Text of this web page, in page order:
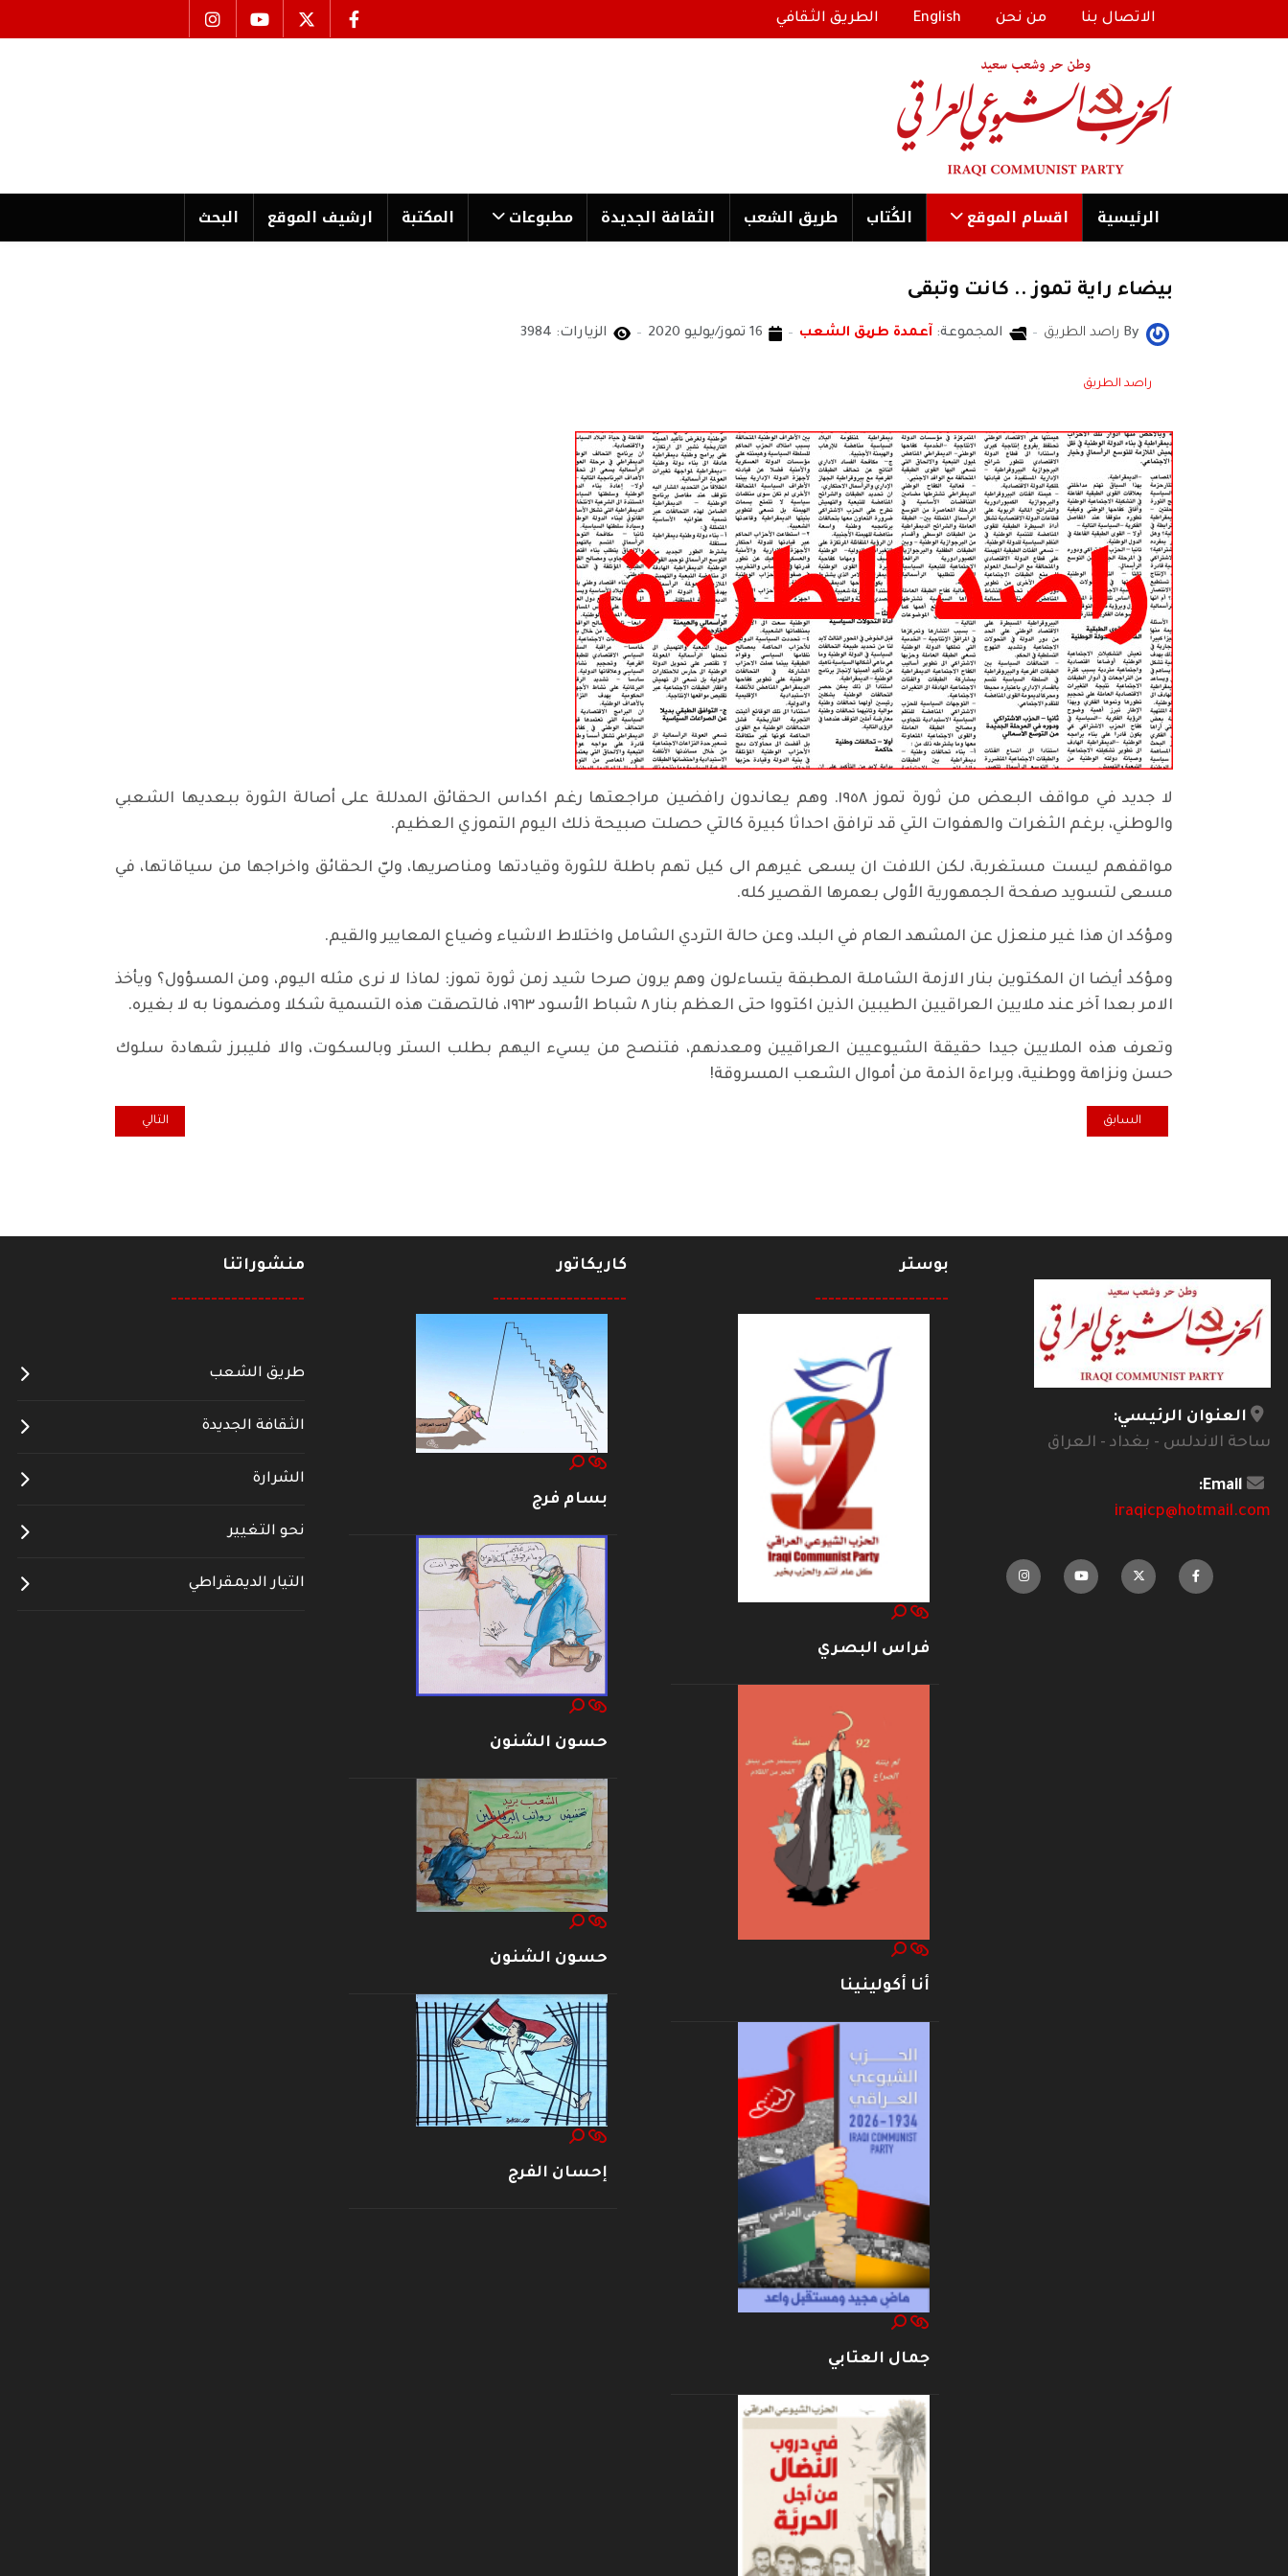
الاتصال بنا من نحن English الطريق الثقافي
الرئیسية اقسام الموقع الكُتاب طریق الشعب الثقافة الجدیدة مطبوعات المكتبة ارشیف الموقع البحث
بيضاء راية تموز .. كانت وتبقى
By راصد الطريق المجموعة: آعمدة طریق الشعب 16 تموز/يوليو 2020 الزيارات: 3984
راصد الطريق
لا جديد في مواقف البعض من ثورة تموز ١٩٥٨. وهم يعاندون رافضين مراجعتها رغم اكداس الحقائق المدللة على أصالة الثورة ببعديها الشعبي
والوطني، برغم الثغرات والهفوات التي قد ترافق احداثا كبيرة كالتي حصلت صبيحة ذلك اليوم التموزي العظيم.
مواقفهم ليست مستغربة، لكن اللافت ان يسعى غيرهم الى كيل تهم باطلة للثورة وقيادتها ومناصريها، وليّ الحقائق واخراجها من سياقاتها، في
مسعى لتسويد صفحة الجمهورية الأولى بعمرها القصير كله.
ومؤكد ان هذا غير منعزل عن المشهد العام في البلد، وعن حالة التردي الشامل واختلاط الاشياء وضياع المعايير والقيم.
ومؤكد أيضا ان المكتوين بنار الازمة الشاملة المطبقة يتساءلون وهم يرون صرحا شيد زمن ثورة تموز: لماذا لا نرى مثله اليوم، ومن المسؤول؟ ويأخذ
الامر بعدا آخر عند ملايين العراقيين الطيبين الذين اكتووا حتى العظم بنار ٨ شباط الأسود ١٩٦٣، فالتصقت هذه التسمية شكلا ومضمونا به لا بغيره.
وتعرف هذه الملايين جيدا حقيقة الشيوعيين العراقيين ومعدنهم، فتنصح من يسيء اليهم بطلب الستر وبالسكوت، والا فليبرز شهادة سلوك
حسن ونزاهة ووطنية، وبراءة الذمة من أموال الشعب المسروقة!
المقال السابق: ليس مجرد كلام.. كي انهب كل شيء سأشغلك بالأزمات! / عبد السادة البصري
السابق المقال التالي: كل خميس...
التالي
العنوان الرئيسي:
ساحة الاندلس - بغداد - العراق
Email:
iraqicp@hotmail.com
بوستر
--------------------
فراس البصري
أنا أكولينينا
جمال العتابي
كاريكاتور
--------------------
بسام فرج
حسون الشنون
حسون الشنون
إحسان الفرج
منشوراتنا
--------------------
طريق الشعب
الثقافة الجديدة
الشرارة
نحو التغيير
التيار الديمقراطي